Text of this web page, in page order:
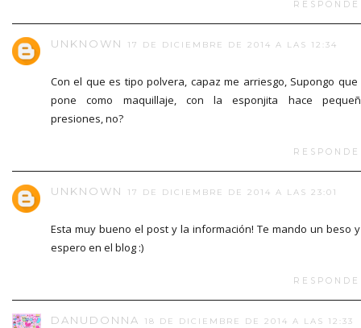
UNKNOWN 17 DE DICIEMBRE DE 2014 A LAS 12:34
Con el que es tipo polvera, capaz me arriesgo, Supongo que
pone como maquillaje, con la esponjita hace
presiones, no?
UNKNOWN 17 DE DICIEMBRE DE 2014 A LAS 23:01
Esta muy bueno el post y la información! Te mando un beso
espero en el blog :)
DANUDONNA 18 DE DICIEMBRE DE 2014 A LAS 12:33